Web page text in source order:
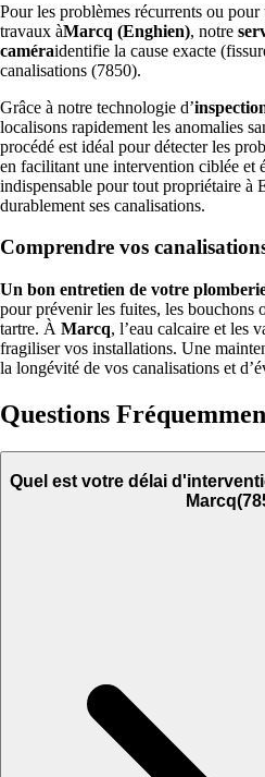
Pour les problèmes récurrents ou
travaux àMarcq (Enghien), notre
caméraidentifie la cause exacte
canalisations (7850).
Grâce à notre technologie d’
localisons rapidement les anomalies
procédé est idéal pour détecter les
en facilitant une intervention ciblée et
indispensable pour tout propriétaire à
durablement ses canalisations.
Comprendre vos
Un bon entretien de votre
pour prévenir les fuites, les bouchons
tartre. À Marcq, l’eau calcaire et les
fragiliser vos installations. Une
la longévité de vos canalisations et
Questions
Quel est votre délai